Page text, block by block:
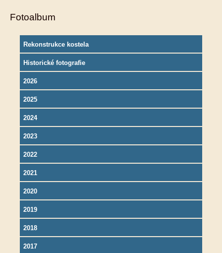
Fotoalbum
Rekonstrukce kostela
Historické fotografie
2026
2025
2024
2023
2022
2021
2020
2019
2018
2017